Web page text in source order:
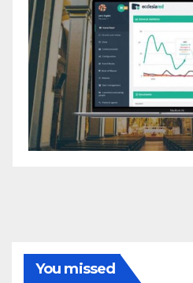
You missed